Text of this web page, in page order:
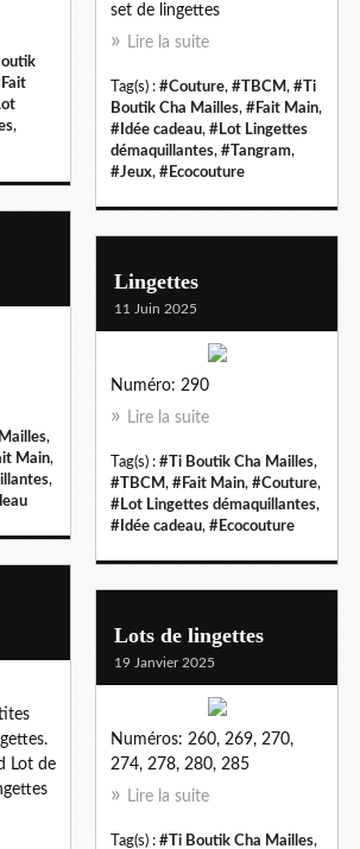
,
set de lingettes
Lire la suite
Tag(s) : #Couture, #TBCM, #Ti
Boutik Cha Mailles, #Fait Main,
#Idée cadeau, #Lot Lingettes
démaquillantes, #Tangram,
#Jeux, #Ecocouture
,
Main,
,
Lingettes
11 Juin 2025
Numéro: 290
Lire la suite
Tag(s) : #Ti Boutik Cha Mailles,
#TBCM, #Fait Main, #Couture,
#Lot Lingettes démaquillantes,
#Idée cadeau, #Ecocouture
Lot de
Lots de lingettes
19 Janvier 2025
Numéros: 260, 269, 270,
274, 278, 280, 285
Lire la suite
Tag(s) : #Ti Boutik Cha Mailles,